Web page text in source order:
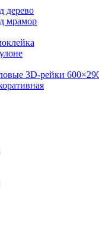
дерево
мрамор
3D‑рейки